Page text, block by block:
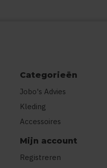
Categorieën
Jobo's Advies
Kleding
Accessoires
Mijn account
Registreren